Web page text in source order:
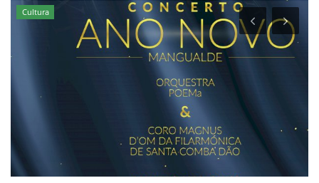
Cultura